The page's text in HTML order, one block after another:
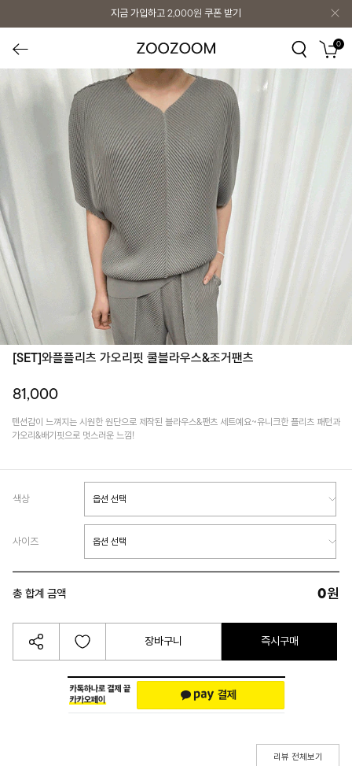
지금 가입하고 2,000원 쿠폰 받기
0
[SET]와플플리츠 가오리핏 쿨블라우스&조거팬츠
81,000
텐션감이 느껴지는 시원한 원단으로 제작된 블라우스&팬츠 세트예요~유니크한 플리츠 패턴과
가오리&배기핏으로 멋스러운 느낌!
색상
사이즈
총 합계 금액 0원
장바구니 즉시구매
리뷰 전체보기